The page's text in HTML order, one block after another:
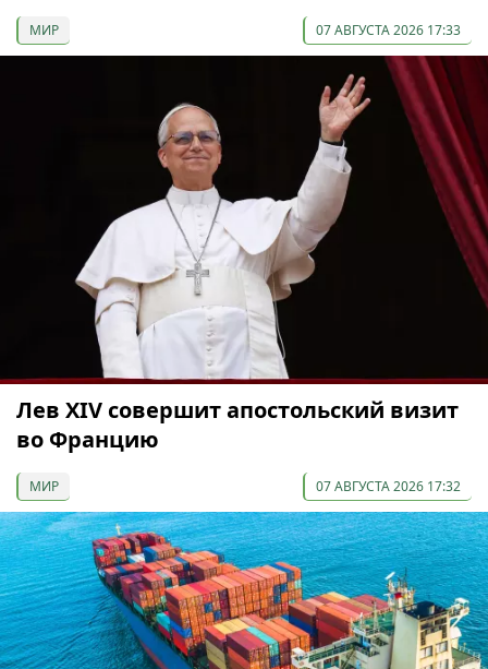
МИР 07 АВГУСТА 2026 17:33
Лев XIV совершит апостольский визит
во Францию
МИР 07 АВГУСТА 2026 17:32